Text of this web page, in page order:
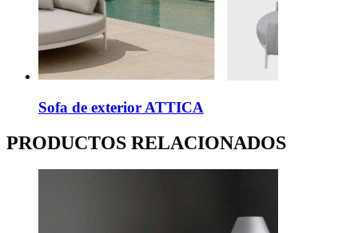
Sofa de exterior ATTICA
PRODUCTOS RELACIONADOS